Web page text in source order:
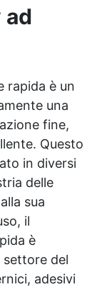
anche con
Ideale
legno,
e
rapida è un
una
fine,
Questo
in diversi
delle
sua
il
è
del
adesivi